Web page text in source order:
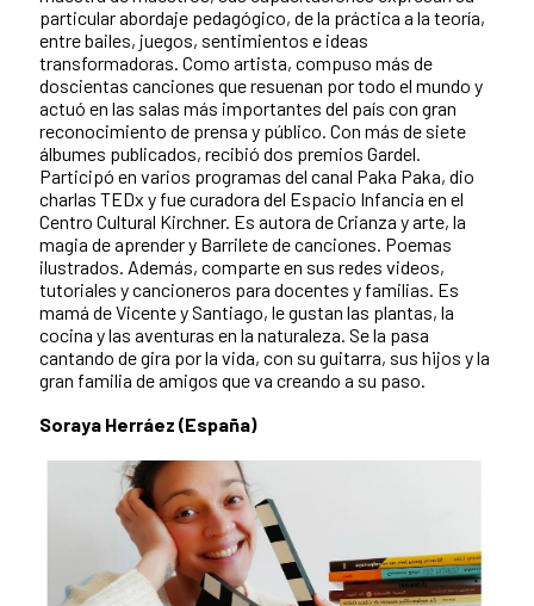
particular abordaje pedagógico, de la práctica a la teoría,
entre bailes, juegos, sentimientos e ideas
transformadoras. Como artista, compuso más de
doscientas canciones que resuenan por todo el mundo y
actuó en las salas más importantes del país con gran
reconocimiento de prensa y público. Con más de siete
álbumes publicados, recibió dos premios Gardel.
Participó en varios programas del canal Paka Paka, dio
charlas TEDx y fue curadora del Espacio Infancia en el
Centro Cultural Kirchner. Es autora de Crianza y arte, la
magia de aprender y Barrilete de canciones. Poemas
ilustrados. Además, comparte en sus redes videos,
tutoriales y cancioneros para docentes y familias. Es
mamá de Vicente y Santiago, le gustan las plantas, la
cocina y las aventuras en la naturaleza. Se la pasa
cantando de gira por la vida, con su guitarra, sus hijos y la
gran familia de amigos que va creando a su paso.
Soraya Herráez (España)